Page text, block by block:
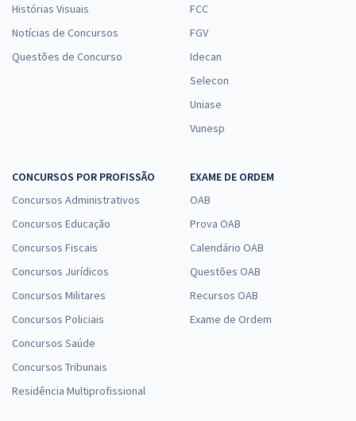
Histórias Visuais
Notícias de Concursos
Questões de Concurso
FCC
FGV
Idecan
Selecon
Uniase
Vunesp
CONCURSOS POR PROFISSÃO
Concursos Administrativos
Concursos Educação
Concursos Fiscais
Concursos Jurídicos
Concursos Militares
Concursos Policiais
Concursos Saúde
Concursos Tribunais
Residência Multiprofissional
EXAME DE ORDEM
OAB
Prova OAB
Calendário OAB
Questões OAB
Recursos OAB
Exame de Ordem